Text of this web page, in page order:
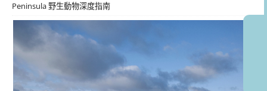
Peninsula 野生動物深度指南